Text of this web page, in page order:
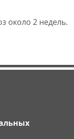
около 2 недель.